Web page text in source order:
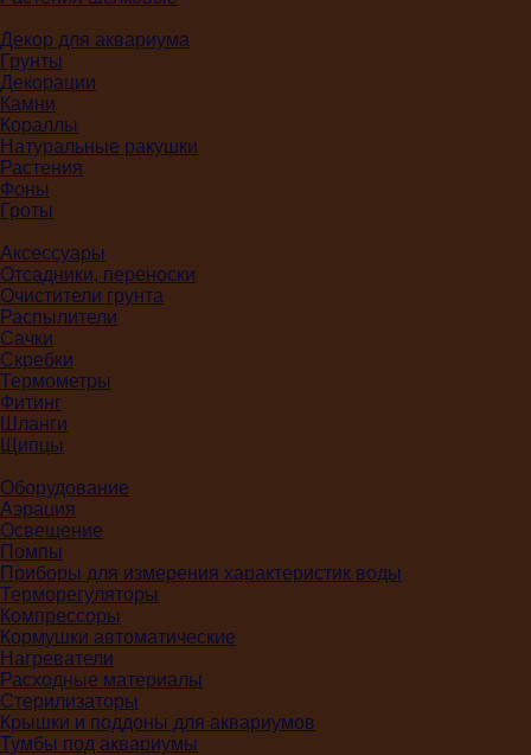
Декор для аквариума
Грунты
Декорации
Камни
Кораллы
Натуральные ракушки
Растения
Фоны
Гроты
Аксессуары
Отсадники, переноски
Очистители грунта
Распылители
Сачки
Скребки
Термометры
Фитинг
Шланги
Щипцы
Оборудование
Аэрация
Освещение
Помпы
Приборы для измерения характеристик воды
Терморегуляторы
Компрессоры
Кормушки автоматические
Нагреватели
Расходные материалы
Стерилизаторы
Крышки и поддоны для аквариумов
Тумбы под аквариумы